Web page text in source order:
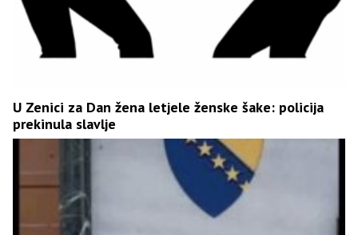
U Zenici za Dan žena letjele ženske šake: policija
prekinula slavlje